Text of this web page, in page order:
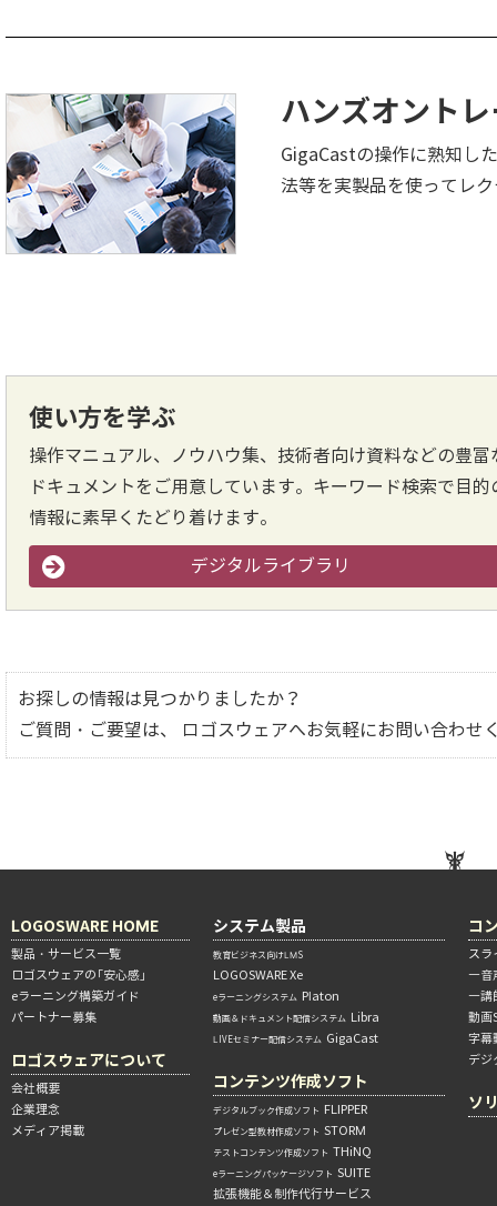
ハンズオント
GigaCastの操作に熟知し
法等を実製品を使ってレ
使い方を学ぶ
操作マニュアル、ノウハウ集、技術者向け資料などの豊富
ドキュメントをご用意しています。キーワード検索で目的
情報に素早くたどり着けます。
デジタルライブラリ
お探しの情報は見つかりましたか？
ご質問・ご要望は、 ロゴスウェアへお気軽にお問い合わせ
LOGOSWARE HOME
製品・サービス一覧
ロゴスウェアの「安心感」
eラーニング構築ガイド
パートナー募集
ロゴスウェアについて
会社概要
企業理念
メディア掲載
システム製品
教育ビジネス向けLMS
LOGOSWARE Xe
eラーニングシステム Platon
動画＆ドキュメント配信システム Libra
LIVEセミナー配信システム GigaCast
コンテンツ作成ソフト
デジタルブック作成ソフト FLIPPER
プレゼン型教材作成ソフト STORM
テストコンテンツ作成ソフト THiNQ
eラーニングパッケージソフト SUITE
拡張機能＆制作代行サービス
コ
スラ
―音
―講
動画
字幕
デジ
ソ